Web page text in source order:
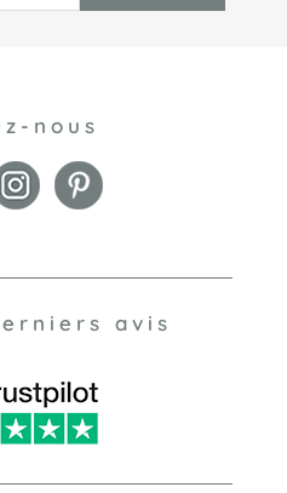
nous
avis